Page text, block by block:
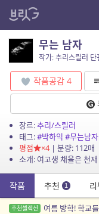
무는 남자
작가: 추리스릴러 단
작품공감 4
장르:추리/스릴러
태그:#박하익 #무는남자
평점
×4| 분량: 112매
작품 추천 1
추천셀렉션 여름 방학! 학교